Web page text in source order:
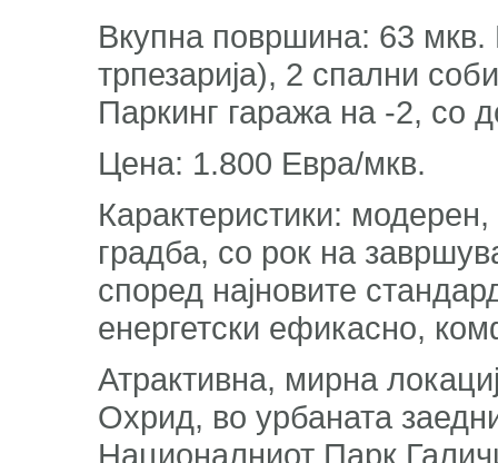
Вкупна површина: 63 мкв.
трпезарија), 2 спални
Паркинг гаража на -2, со
Цена: 1.800 Евра/мкв.
Карактеристики:
градба, со рок на
според најновите
енергетски ефикасно,
Атрактивна, мирна
Охрид, во урбаната
Националниот Парк